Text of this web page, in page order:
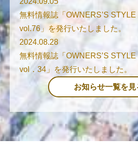
無料情報誌「OWNERS’S
vol.76」を発行いたしました。
2024.08.28
無料情報誌「OWNERS’S
vol．34」を発行いたしました。
お知らせ一覧を見